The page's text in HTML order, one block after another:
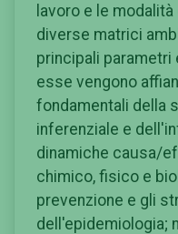
lavoro e le
diverse matrici
principali parametri
esse vengono
fondamentali della
inferenziale e
dinamiche causa/
chimico, fisico e
prevenzione e gli
dell'epidemiologia;